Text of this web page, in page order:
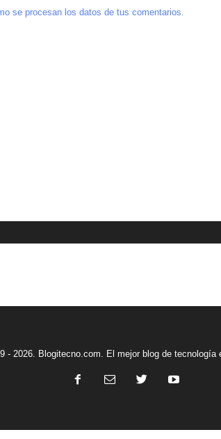
se procesan los datos de tus comentarios.
- 2026. Blogitecno.com. El mejor blog de tecnología